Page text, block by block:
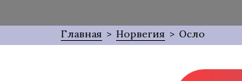
Главная > Норвегия > Осло